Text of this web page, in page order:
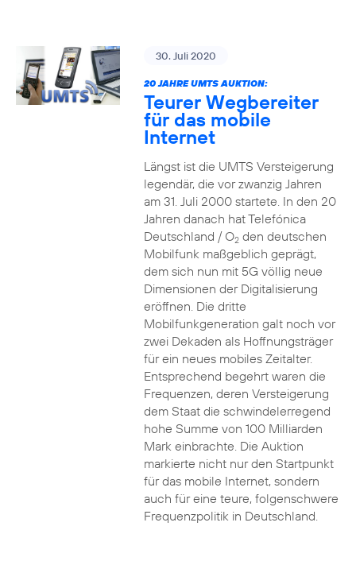
30. Juli 2020
20 JAHRE UMTS AUKTION:
Teurer Wegbereiter
für das mobile
Internet
Längst ist die UMTS Versteigerung
legendär, die vor zwanzig Jahren
am 31. Juli 2000 startete. In den 20
Jahren danach hat Telefónica
Deutschland / O2den deutschen
Mobilfunk maßgeblich geprägt,
dem sich nun mit 5G völlig neue
Dimensionen der Digitalisierung
eröffnen. Die dritte
Mobilfunkgeneration galt noch vor
zwei Dekaden als Hoffnungsträger
für ein neues mobiles Zeitalter.
Entsprechend begehrt waren die
Frequenzen, deren Versteigerung
dem Staat die schwindelerregend
hohe Summe von 100 Milliarden
Mark einbrachte. Die Auktion
markierte nicht nur den Startpunkt
für das mobile Internet, sondern
auch für eine teure, folgenschwere
Frequenzpolitik in Deutschland.